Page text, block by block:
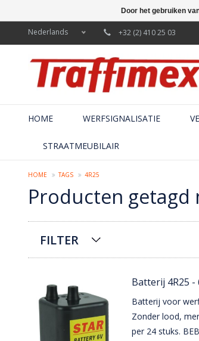
Nederlands +32 (2) 410 25 03
HOME WERFSIGNALISATIE
STRAATMEUBILAIR
HOME TAGS 4R25
Producten getagd
FILTER
Batterij 4R25 -
Batterij voor
Zonder lood,
per 24 stuks.
Door het gebruiken